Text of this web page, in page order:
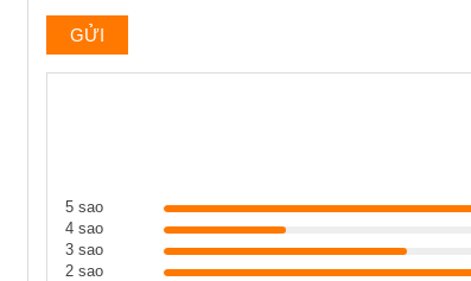
5 sao
4 sao
3 sao
2 sao